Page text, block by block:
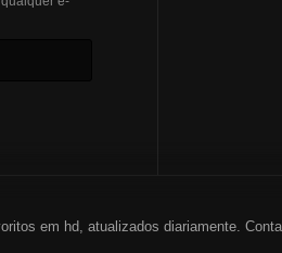
em hd, atualizados diariamente.